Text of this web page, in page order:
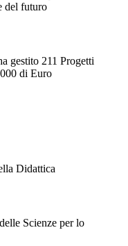
del futuro
gestito 211 Progetti
di Euro
Didattica
Scienze per lo